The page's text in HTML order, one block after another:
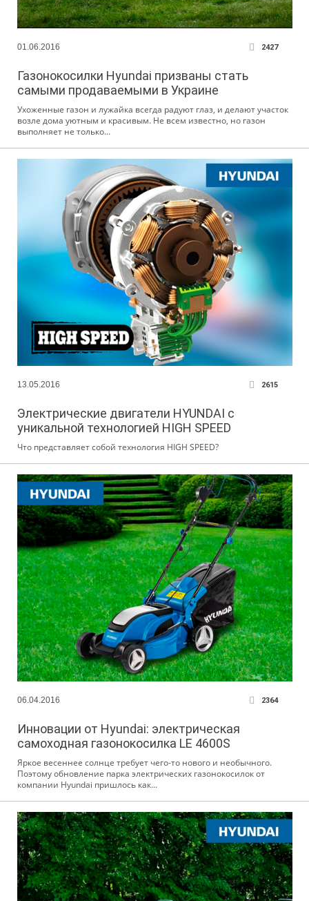
01.06.2016 2427
Газонокосилки Hyundai призваны стать
самыми продаваемыми в Украине
Ухоженные газон и лужайка всегда радуют глаз, и делают участок
возле дома уютным и красивым. Не всем известно, но газон
выполняет не только...
13.05.2016 2615
Электрические двигатели HYUNDAI с
уникальной технологией HIGH SPEED
Что представляет собой технология HIGH SPEED?
06.04.2016 2364
Инновации от Hyundai: электрическая
самоходная газонокосилка LE 4600S
Яркое весеннее солнце требует чего-то нового и необычного.
Поэтому обновление парка электрических газонокосилок от
компании Hyundai пришлось как...